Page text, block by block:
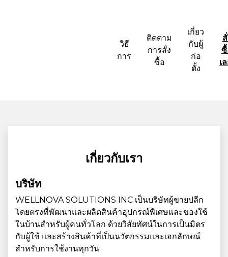
วิธี
การ
ติดตาม
การสั่ง
ซื้อ
เกี่ยว
กับผู้
ก่อ
ตั้ง
เ
เกี่ยวกับเรา
บริษัท
WELLNOVA SOLUTIONS INC เป็นบริษัทผู้ขายปลีก
โดยตรงที่พัฒนาและผลิตสินค้าอุปกรณ์พิเศษและของใช้
ในบ้านสำหรับผู้คนทั่วโลก ด้วยวิสัยทัศน์ในการเป็นมิตร
กับผู้ใช้ และสร้างสินค้าที่เป็นนวัตกรรมและเอกลักษณ์
สำหรับการใช้งานทุกวัน